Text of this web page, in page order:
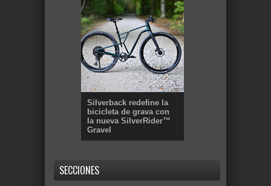
Silverback redefine la
bicicleta de grava con
la nueva SilverRider™
Gravel
SECCIONES